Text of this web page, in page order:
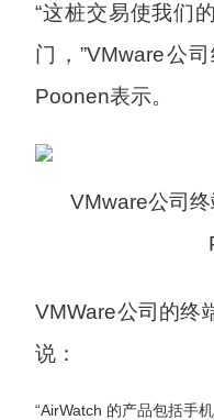
“这桩交易使我们
门，”VMware公
Poonen表示。
VMware公司
VMWare公司的终
说：
“AirWatch 的产品包括手